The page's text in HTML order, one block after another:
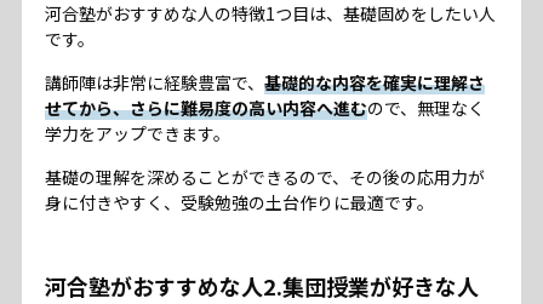
河合塾がおすすめな人の特徴1つ目は、基礎固めをしたい人
です。
講師陣は非常に経験豊富で、 基礎的な内容を確実に理解さ
せてから、さらに難易度の高い内容へ進むので、無理なく
学力をアップできます。
基礎の理解を深めることができるので、その後の応用力が
身に付きやすく、受験勉強の土台作りに最適です。
河合塾がおすすめな人2.集団授業が好きな人